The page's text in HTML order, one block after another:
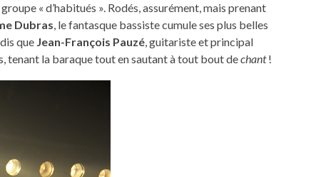
« d’habitués ». Rodés, assurément, mais prenant
Dubras, le fantasque bassiste cumule ses plus belles
que Jean-François Pauzé, guitariste et principal
tenant la baraque tout en sautant à tout bout dechant!